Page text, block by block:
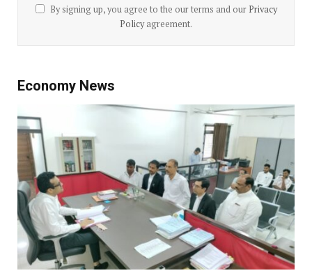
By signing up, you agree to the our terms and our Privacy
Policyagreement.
Economy News